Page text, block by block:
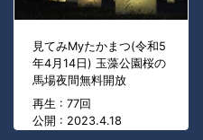
見てみMyたかまつ(令和5
年4月14日) 玉藻公園桜の
馬場夜間無料開放
再生 : 77回
公開 : 2023.4.18